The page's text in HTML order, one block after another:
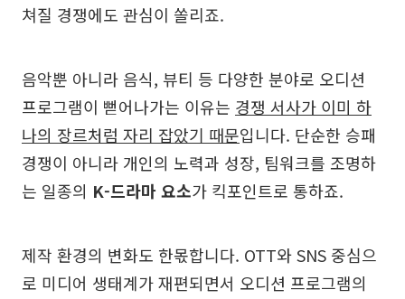
쳐질 경쟁에도 관심이 쏠리죠.
음악뿐 아니라 음식, 뷰티 등 다양한 분야로 오디션
프로그램이 뻗어나가는 이유는 경쟁 서사가 이미 하
나의 장르처럼 자리 잡았기 때문입니다. 단순한 승패
경쟁이 아니라 개인의 노력과 성장, 팀워크를 조명하
는 일종의 K-드라마 요소가 킥포인트로 통하죠.
제작 환경의 변화도 한몫합니다. OTT와 SNS 중심으
로 미디어 생태계가 재편되면서 오디션 프로그램의